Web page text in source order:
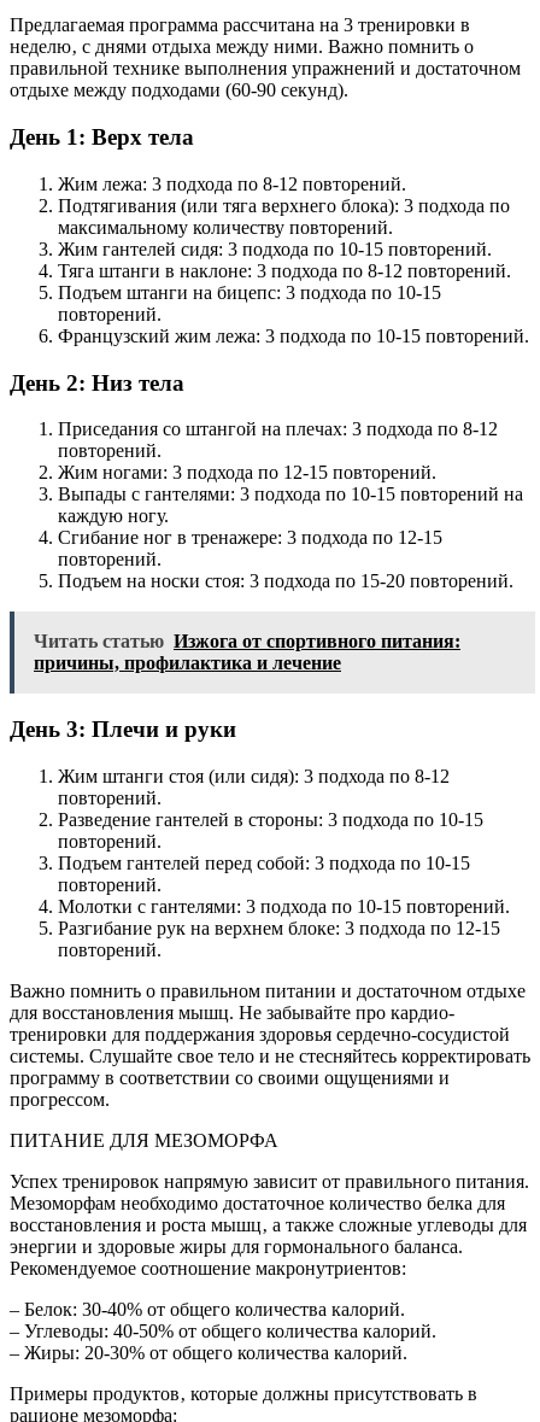
Предлагаемая программа рассчитана на 3 тренировки в
неделю‚ с днями отдыха между ними. Важно помнить о
правильной технике выполнения упражнений и достаточном
отдыхе между подходами (60-90 секунд).
День 1: Верх тела
Жим лежа: 3 подхода по 8-12 повторений.
Подтягивания (или тяга верхнего блока): 3 подхода по
максимальному количеству повторений.
Жим гантелей сидя: 3 подхода по 10-15 повторений.
Тяга штанги в наклоне: 3 подхода по 8-12 повторений.
Подъем штанги на бицепс: 3 подхода по 10-15
повторений.
Французский жим лежа: 3 подхода по 10-15 повторений.
День 2: Низ тела
Приседания со штангой на плечах: 3 подхода по 8-12
повторений.
Жим ногами: 3 подхода по 12-15 повторений.
Выпады с гантелями: 3 подхода по 10-15 повторений на
каждую ногу.
Сгибание ног в тренажере: 3 подхода по 12-15
повторений.
Подъем на носки стоя: 3 подхода по 15-20 повторений.
Читать статью Изжога от спортивного питания:
причины, профилактика и лечение
День 3: Плечи и руки
Жим штанги стоя (или сидя): 3 подхода по 8-12
повторений.
Разведение гантелей в стороны: 3 подхода по 10-15
повторений.
Подъем гантелей перед собой: 3 подхода по 10-15
повторений.
Молотки с гантелями: 3 подхода по 10-15 повторений.
Разгибание рук на верхнем блоке: 3 подхода по 12-15
повторений.
Важно помнить о правильном питании и достаточном отдыхе
для восстановления мышц. Не забывайте про кардио-
тренировки для поддержания здоровья сердечно-сосудистой
системы. Слушайте свое тело и не стесняйтесь корректировать
программу в соответствии со своими ощущениями и
прогрессом.
ПИТАНИЕ ДЛЯ МЕЗОМОРФА
Успех тренировок напрямую зависит от правильного питания.
Мезоморфам необходимо достаточное количество белка для
восстановления и роста мышц‚ а также сложные углеводы для
энергии и здоровые жиры для гормонального баланса.
Рекомендуемое соотношение макронутриентов:
– Белок: 30-40% от общего количества калорий.
– Углеводы: 40-50% от общего количества калорий.
– Жиры: 20-30% от общего количества калорий.
Примеры продуктов‚ которые должны присутствовать в
рационе мезоморфа: